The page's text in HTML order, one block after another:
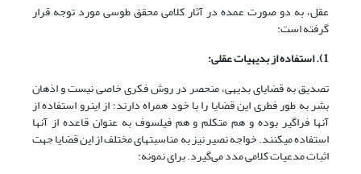
عقل، به دو صورت عمده در آثار کلامی محقق طوسی مورد توجه قرار
گرفته است:
1). استفاده از بدیهیات عقلی:
تصدیق به قضایای بدیهی، منحصر در روش فکری خاصی نیست و اذهان
بشر به طور فطری این قضایا را با خود همراه دارند؛ از اینرو استفاده از
آن‎ها فراگیر بوده و هم متکلم و هم فیلسوف به عنوان قاعده از آن‎ها
استفاده می‎کنند. خواجه نصیر نیز به مناسبت‎های مختلف از این قضایا جهت
اثبات مدعیات کلامی مدد می‌گیرد. برای نمونه: